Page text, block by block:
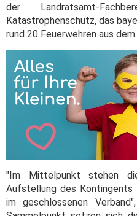
der Landratsamt-
Katastrophenschutz, das
rund 20 Feuerwehren aus
"Im Mittelpunkt stehen
Aufstellung des Kontingents
im geschlossenen